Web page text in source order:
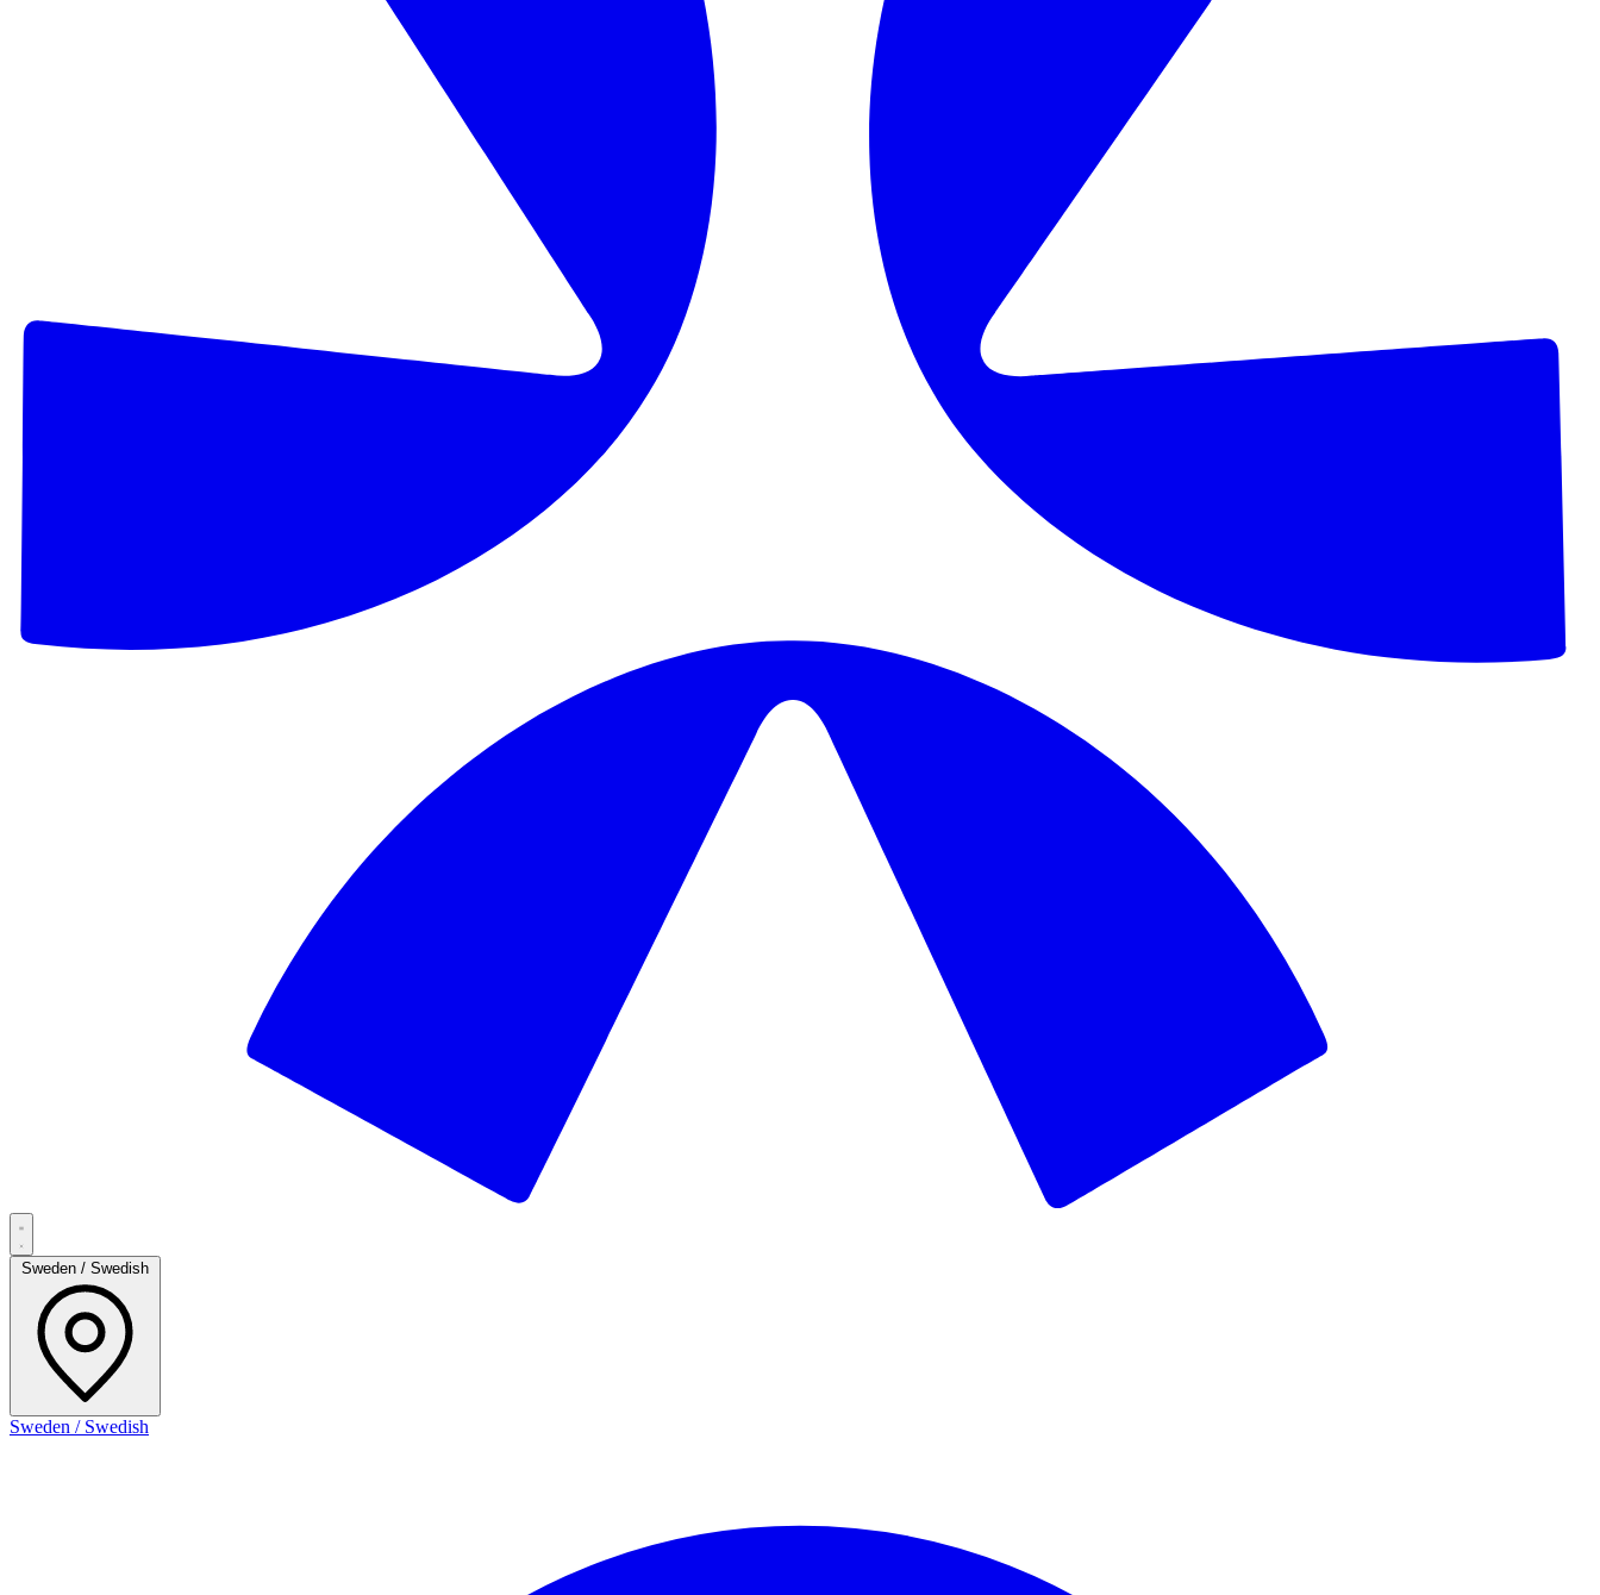
Sweden / Swedish
Sweden / Swedish